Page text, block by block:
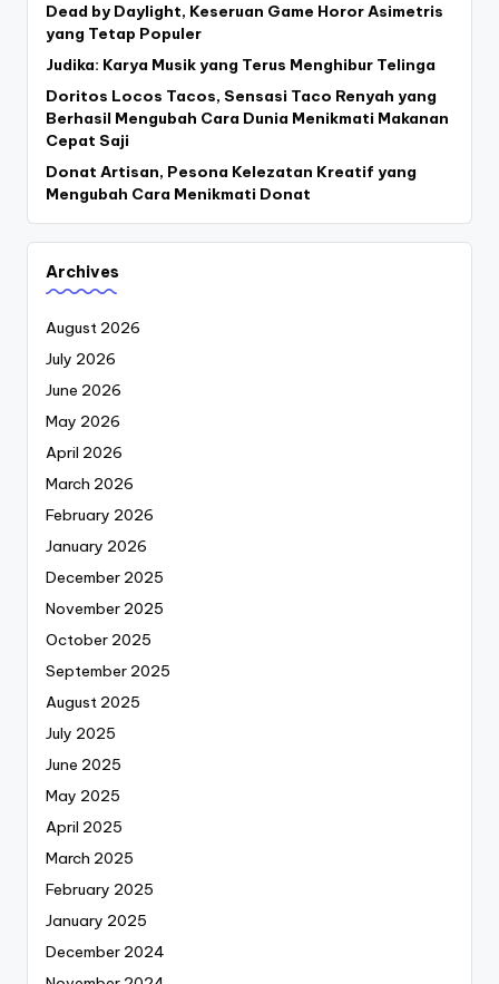
Dead by Daylight, Keseruan Game Horor Asimetris
yang Tetap Populer
Judika: Karya Musik yang Terus Menghibur Telinga
Doritos Locos Tacos, Sensasi Taco Renyah yang
Berhasil Mengubah Cara Dunia Menikmati Makanan
Cepat Saji
Donat Artisan, Pesona Kelezatan Kreatif yang
Mengubah Cara Menikmati Donat
Archives
August 2026
July 2026
June 2026
May 2026
April 2026
March 2026
February 2026
January 2026
December 2025
November 2025
October 2025
September 2025
August 2025
July 2025
June 2025
May 2025
April 2025
March 2025
February 2025
January 2025
December 2024